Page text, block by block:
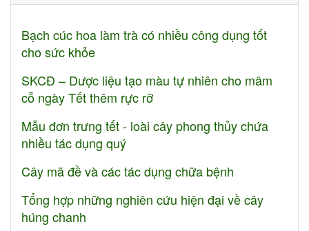
Bạch cúc hoa làm trà có nhiều công dụng tốt
cho sức khỏe
SKCĐ – Dược liệu tạo màu tự nhiên cho mâm
cỗ ngày Tết thêm rực rỡ
Mẫu đơn trưng tết - loài cây phong thủy chứa
nhiều tác dụng quý
Cây mã đề và các tác dụng chữa bệnh
Tổng hợp những nghiên cứu hiện đại về cây
húng chanh